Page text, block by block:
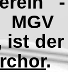
der
.